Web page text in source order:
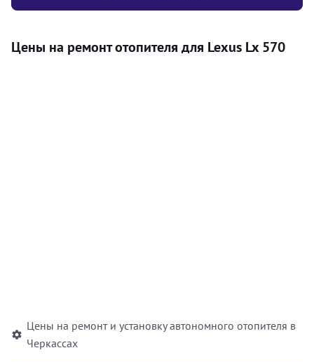
Цены на ремонт отопителя для Lexus Lx 570
Цены на ремонт и установку автономного отопителя в
Черкассах